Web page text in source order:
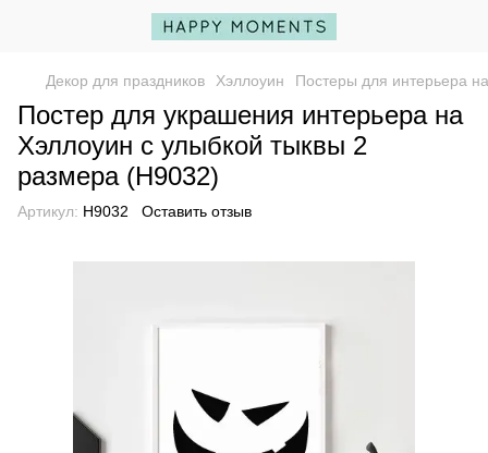
Декор для праздников Хэллоуин Постеры для интерьера
Постер для украшения интерьера на
Хэллоуин с улыбкой тыквы 2
размера (H9032)
Артикул: H9032 Оставить отзыв